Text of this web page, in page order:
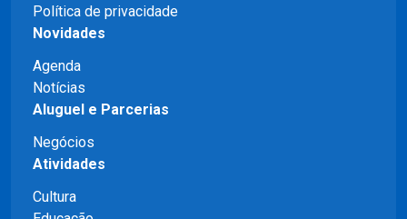
Política de privacidade
Novidades
Agenda
Notícias
Aluguel e Parcerias
Negócios
Atividades
Cultura